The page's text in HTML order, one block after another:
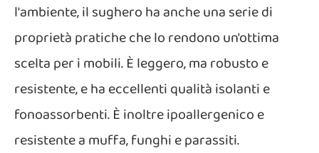
l'ambiente, il sughero ha anche una serie di
proprietà pratiche che lo rendono un'ottima
scelta per i mobili. È leggero, ma robusto e
resistente, e ha eccellenti qualità isolanti e
fonoassorbenti. È inoltre ipoallergenico e
resistente a muffa, funghi e parassiti.